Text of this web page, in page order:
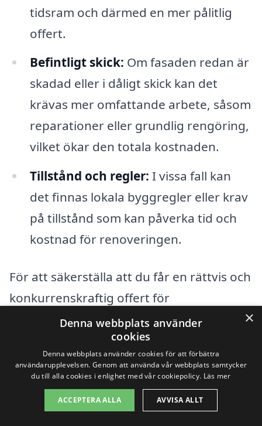
tidsram och därmed en mer pålitlig
offert.
Befintligt skick: Om fasaden redan är
skadad eller i dåligt skick kan det
krävas mer omfattande arbete, såsom
reparationer eller grundlig rengöring,
vilket ökar den totala kostnaden.
Tillstånd och regler: I vissa fall kan
det finnas lokala byggregler eller krav
på tillstånd som kan påverka tid och
kostnad för renoveringen.
För att säkerställa att du får en rättvis och
konkurrenskraftig offert för
fasadrenovering i Arentorp är det en god
idé att jämföra priser från olika
hantverkare. Vår plattform gör det enkelt
att få flera offerter från professionella i
ditt område. Genom att fylla i ett kort
×
Denna webbplats använder
cookies
Denna webbplats använder cookies för att förbättra
användarupplevelsen. Genom att använda vår webbplats samtycker
du till alla cookies i enlighet med vår cookiepolicy. Läs mer
ACCEPTERA ALLA AVVISA ALLT